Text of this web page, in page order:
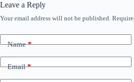
Leave a Reply
Your email address will not be published.
Name*
Email*